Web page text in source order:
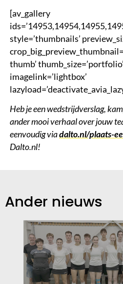
[av_gallery
style=’thumbnails’
thumb’
imagelink=’lightbox’
Heb je een wedstrijdverslag,
ander mooi verhaal over jouw
eenvoudig viadalto.nl/plaats-
Dalto.nl!
Ander nieuws